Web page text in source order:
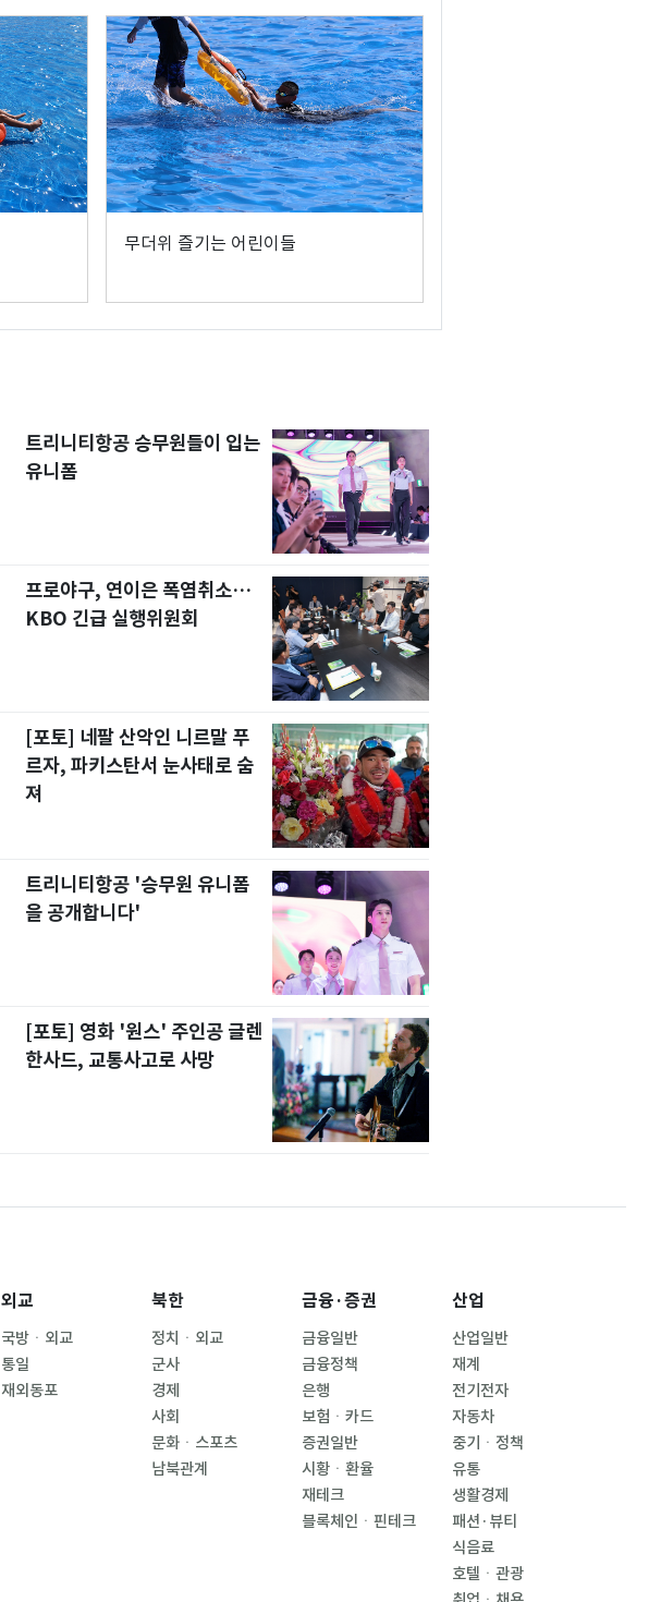
무더위 즐기는 어린이들
트리니티항공 승무원들이 입는
유니폼
프로야구, 연이은 폭염취소…
KBO 긴급 실행위원회
[포토] 네팔 산악인 니르말 푸
르자, 파키스탄서 눈사태로 숨
져
트리니티항공 '승무원 유니폼
을 공개합니다'
[포토] 영화 '원스' 주인공 글렌
한사드, 교통사고로 사망
외교
국방ㆍ외교
통일
재외동포
북한
정치ㆍ외교
군사
경제
사회
문화ㆍ스포츠
남북관계
금융·증권
금융일반
금융정책
은행
보험ㆍ카드
증권일반
시황ㆍ환율
재테크
블록체인ㆍ핀테크
산업
산업일반
재계
전기전자
자동차
중기ㆍ정책
유통
생활경제
패션·뷰티
식음료
호텔ㆍ관광